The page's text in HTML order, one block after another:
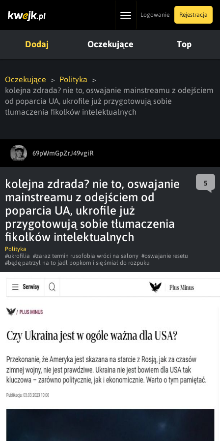
ToggleLogowanie Rejestracja
Dodaj Oczekujące Top
Oczekujące
Polityka
kolejna zdrada? nie to, oswajanie mainstreamu z odejściem
od poparcia UA, ukrofile już przygotowują sobie
tłumaczenia fikołków intelektualnych
69pWmGpZrJ49vgiR
kolejna zdrada? nie to, oswajanie
mainstreamu z odejściem od
poparcia UA, ukrofile już
przygotowują sobie tłumaczenia
fikołków intelektualnych
5
Polityka
#ukrofilia #zaraz termin rusofobia wróci na salony #oswajanie resetu
#będę patrzył na to jadł popkorn i się śmiał do rozpuku